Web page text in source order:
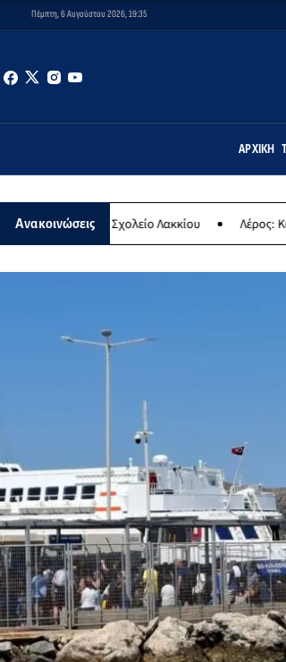
Πέμπτη, 6 Αυγούστου 2026, 19:35
ΑΡΧΙΚΉ
Ανακοινώσεις
Σχολείο Λακκίου Λέρος: Κυριακή 9